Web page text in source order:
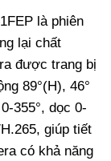
là phiên
lại chất
được trang bị
89°(H), 46°
355°, dọc 0-
giúp tiết
có khả năng